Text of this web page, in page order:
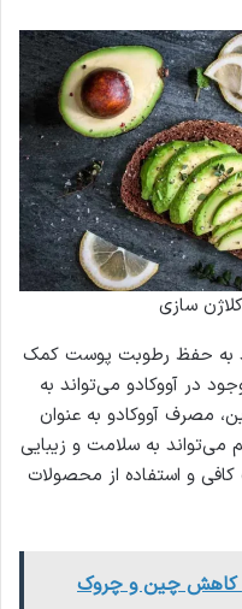
سازی
به حفظ رطوبت پوست کمک
در آووکادو می‌تواند به
مصرف آووکادو به عنوان
به سلامت و زیبایی
و استفاده از محصولات
کاهش چین و چروک